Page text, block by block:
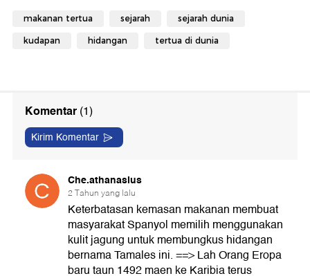
makanan tertua sejarah sejarah dunia
kudapan hidangan tertua di dunia